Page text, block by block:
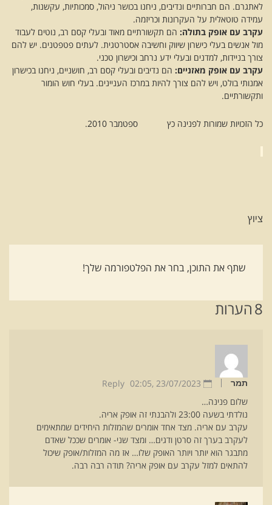
לאתגרם. הם חברותיים ונדיבים, ניחנו בכושר ניהול, סמכותיות, עקשנות,
עמידה טוטאלית על העקרונות וכריזמה.
עקרב עם אופק בתולה: הם תקשורתיים מאוד ובעלי קסם רב, נוטים לעבוד
מול אנשים בעלי כישרון שיווק וחשיבה אסטרטגית. לעתים פטפטנים. יש להם
צורך בניידות, למדנים ובעלי ידע נרחב וכישרון טכני.
עקרב עם אופק מאזניים: הם נדיבים ובעלי קסם רב, חושניים, ניחנו בכישרון
אמנותי בולט, ויש להם צורך להיות במרכז העניינים. בעלי חוש הומור
ותקשורתיים.
כל הזכויות שמורות לפנינה כץ ספטמבר 2010.
ציוץ
שתף את התוכן, בחר את הפלטפורמה שלך!
8הערות
תמר 23/07/2023 ,
02:05
Reply
שלום פנינה…
נולדתי בשעה 23:00 ולהבנתי זה אופק אריה.
עקרב עם אריה. מצד אחד אומרים שהמזלות היחידים שמתאימים
לעקרב בערך זה סרטן ודגים… ומצד שני- אומרים שככל שאדם
מתבגר הוא יותר ויותר האופק שלו… אז מה המזלות/אופק שיכול
להתאים למזל עקרב עם אופק אריה? תודה רבה רבה.